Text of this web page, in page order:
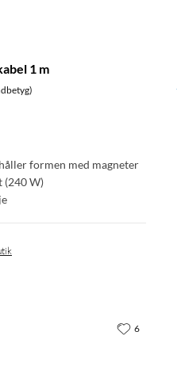
1 m
formen med magneter
(240 W)
6